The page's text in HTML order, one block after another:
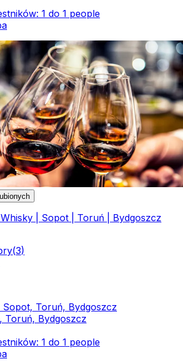
1 do 1 people
| Sopot | Toruń | Bydgoszcz
(3)
Sopot, Toruń, Bydgoszcz
Toruń, Bydgoszcz
1 do 1 people